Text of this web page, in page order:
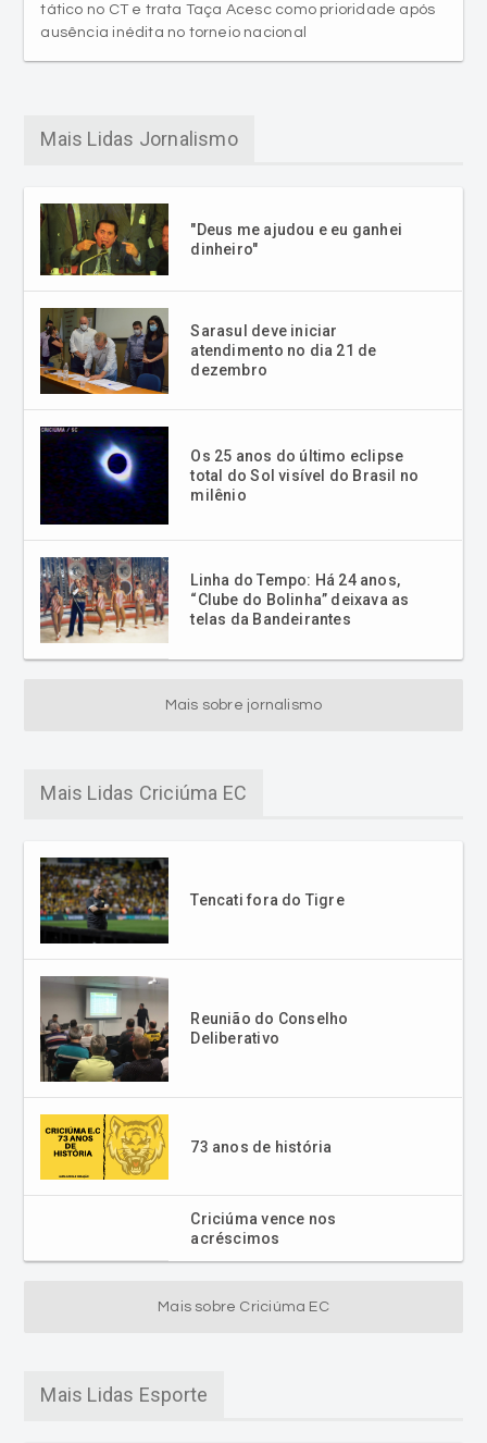
tático no CT e trata Taça Acesc como prioridade após
ausência inédita no torneio nacional
Mais Lidas Jornalismo
"Deus me ajudou e eu ganhei
dinheiro"
Sarasul deve iniciar
atendimento no dia 21 de
dezembro
Os 25 anos do último eclipse
total do Sol visível do Brasil no
milênio
Linha do Tempo: Há 24 anos,
“Clube do Bolinha” deixava as
telas da Bandeirantes
Mais sobre jornalismo
Mais Lidas Criciúma EC
Tencati fora do Tigre
Reunião do Conselho
Deliberativo
73 anos de história
Criciúma vence nos
acréscimos
Mais sobre Criciúma EC
Mais Lidas Esporte